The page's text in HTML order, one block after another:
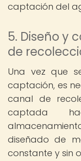
captación del
5. Diseño y
de
Una vez que
captación, es
canal de
captada
diseñado de
constante y sin